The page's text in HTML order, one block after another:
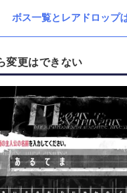
ボス一覧とレアドロップ
変更はできない